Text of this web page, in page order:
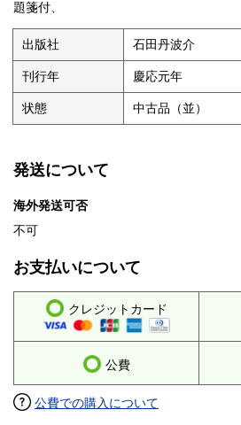
題箋付、
出版社 石田丹波介
刊行年 慶応元年
状態 中古品（並）
発送について
海外発送可否
不可
お支払いについて
クレジットカード
公費
公費での購入について